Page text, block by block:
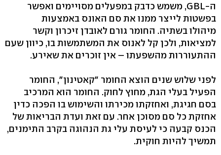
ה-GBL, משמש כדבק במפעלים מסויימים ואפשר
בפשטות לייצר ממנו את סם האונס באמצעות
מיהולו בשתיה. החומר גורם לאובדן זיכרון וקשר
למציאות, ולכן קל לאנוס את המשתמשות בו, כיוון שעם
ההתעוררות מהשפעתו – אין זוכרים את שאירע.
לפני שלוש שנים הוצא החומר "קאטינון", החומר
הפעיל בעלי הגת, מחוץ לחוק. החומר הוא המרכיב
בסם חגיגת, ואחזקתו מכירתו והשימוש בו הפכה כדין
אחזקת כל סם מסוכן אחר. עם זאת ועדת הבריאות של
הכנס קבעה כי לעיסת עלי גת הנהוגה בקרב התימנים,
תמשיך להיות חוקית.